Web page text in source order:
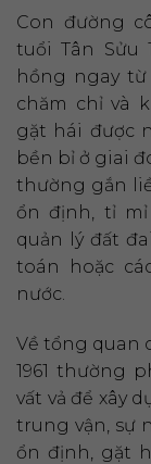
Con đường
tuổi Tân Sửu
hồng ngay
chăm chỉ và
gặt hái được
bền bỉ ở giai
thường gắn
ổn định, tỉ
quản lý đất
toán hoặc
nước.
Về tổng quan
1961 thường
vất vả để xây
trung vận, sự
ổn định, gặt